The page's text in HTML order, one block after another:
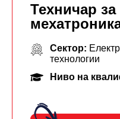
Техничар
Сектор:
технологии
Ниво на